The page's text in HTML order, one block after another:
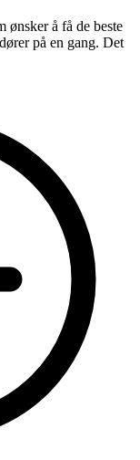
ønsker å få de beste
på en gang. Det